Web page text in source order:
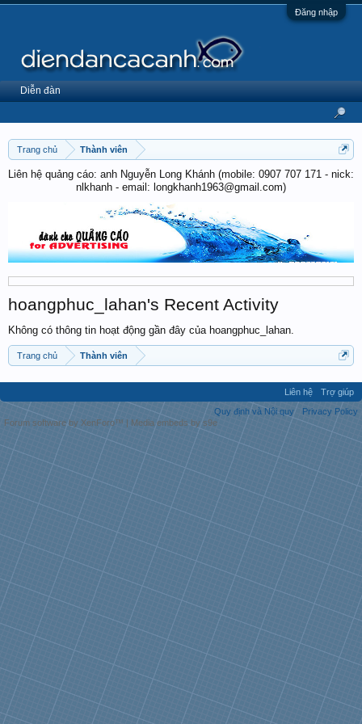
Đăng nhập
Trang chủ Thành viên
Liên hệ quảng cáo: anh Nguyễn Long Khánh (mobile: 0907 707 171 - nick:
nlkhanh - email: longkhanh1963@gmail.com)
hoangphuc_lahan's Recent Activity
Không có thông tin hoạt động gần đây của hoangphuc_lahan.
Trang chủ Thành viên
Diễn đàn
Liên hệ
Trợ giúp
Quy định và Nội quy
Privacy Policy
Forum software by XenForo™ | Media embeds by s9e